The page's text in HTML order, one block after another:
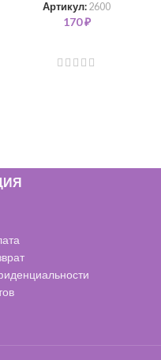
Артикул: 2600
170₽